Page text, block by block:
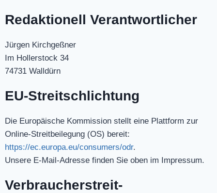
Redaktionell Verantwortlicher
Jürgen Kirchgeßner
Im Hollerstock 34
74731 Walldürn
EU-Streitschlichtung
Die Europäische Kommission stellt eine Plattform zur
Online-Streitbeilegung (OS) bereit:
https://ec.europa.eu/consumers/odr.
Unsere E-Mail-Adresse finden Sie oben im Impressum.
Verbraucher­streit­